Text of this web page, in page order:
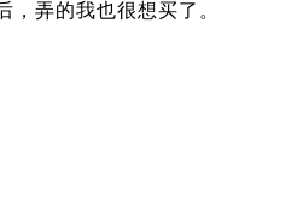
弄的我也很想买了。